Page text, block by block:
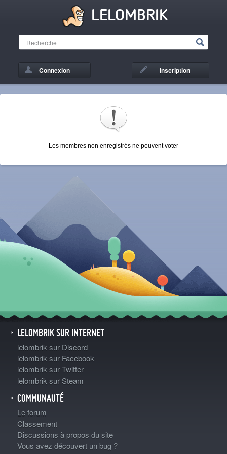
LELOMBRIK
Connexion Inscription
Les membres non enregistrés ne peuvent voter
LELOMBRIK SUR INTERNET
lelombrik sur Discord
lelombrik sur Facebook
lelombrik sur Twitter
lelombrik sur Steam
COMMUNAUTÉ
Le forum
Classement
Discussions à propos du site
Vous avez découvert un bug ?